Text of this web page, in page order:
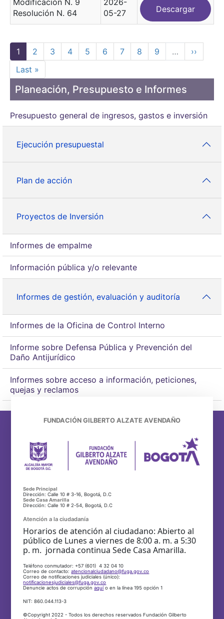
Planeación, Presupuesto e Informes
Presupuesto general de ingresos, gastos e inversión
Ejecución presupuestal
Plan de acción
Proyectos de Inversión
Informes de empalme
Información pública y/o relevante
Informes de gestión, evaluación y auditoría
Informes de la Oficina de Control Interno
Informe sobre Defensa Pública y Prevención del
Daño Antijurídico
Informes sobre acceso a información, peticiones,
quejas y reclamos
Resolución N. 64
05-27
Descargar
Paginación
Página actual
1 Page
2 Page
3 Page
4 Page
5 Page
6 Page
7 Page
8 Page
9 …
››
Última página
Last »
FUNDACIÓN GILBERTO ALZATE AVENDAÑO
Sede Principal
Dirección: Calle 10 # 3-16, Bogotá, D.C
Sede Casa Amarilla
Dirección: Calle 10 # 2-54, Bogotá, D.C
Atención a la ciudadanía
Horarios de atención al ciudadano: Abierto al
público de Lunes a viernes de 8:00 a. m. a 5:30
p. m. jornada continua Sede Casa Amarilla.
Teléfono conmutador: +57 (601) 4 32 04 10
Correo de contacto:atencionalciudadano@fuga.gov.co
Correo de notificaciones judiciales (único):
notificacionesjudiciales@fuga.gov.co
Denuncie actos de corrupciónaquío en la línea 195 opción 1
NIT: 860.044.113-3
©Copyright 2022 - Todos los derechos reservados Fundación Gilberto